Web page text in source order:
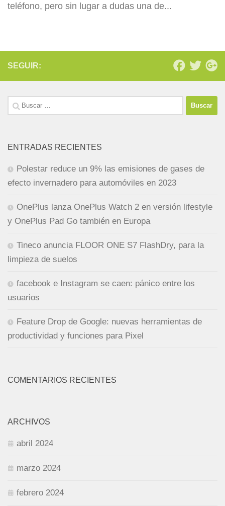
teléfono, pero sin lugar a dudas una de...
SEGUIR:
Buscar:
ENTRADAS RECIENTES
Polestar reduce un 9% las emisiones de gases de
efecto invernadero para automóviles en 2023
OnePlus lanza OnePlus Watch 2 en versión lifestyle
y OnePlus Pad Go también en Europa
Tineco anuncia FLOOR ONE S7 FlashDry, para la
limpieza de suelos
facebook e Instagram se caen: pánico entre los
usuarios
Feature Drop de Google: nuevas herramientas de
productividad y funciones para Pixel
COMENTARIOS RECIENTES
ARCHIVOS
abril 2024
marzo 2024
febrero 2024